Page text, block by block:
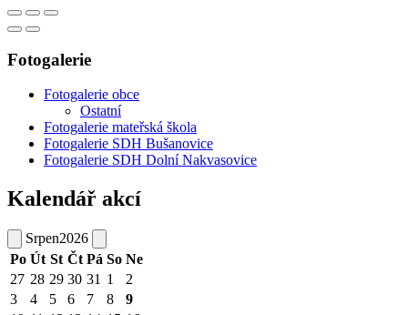
Fotogalerie
Fotogalerie obce
Ostatní
Fotogalerie mateřská škola
Fotogalerie SDH Bušanovice
Fotogalerie SDH Dolní Nakvasovice
Kalendář akcí
Srpen2026
Po Út St Čt Pá So Ne
27 28 29 30 31 1
2
3
4 5 6 7 8
9